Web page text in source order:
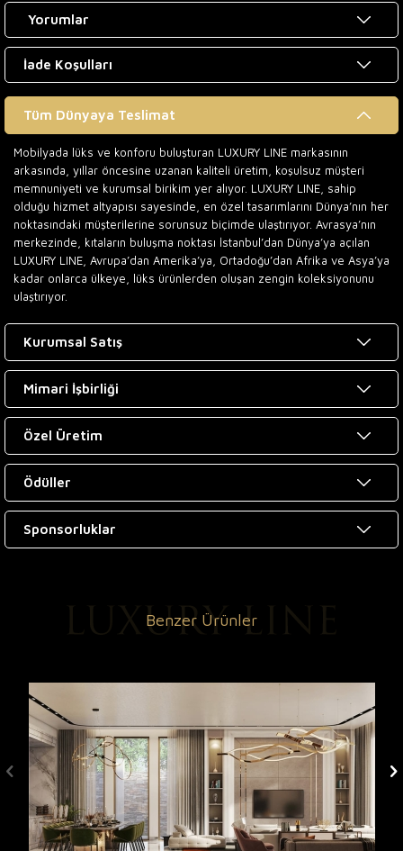
Yorumlar
İade Koşulları
Tüm Dünyaya Teslimat
Mobilyada lüks ve konforu buluşturan LUXURY LINE markasının
arkasında, yıllar öncesine uzanan kaliteli üretim, koşulsuz müşteri
memnuniyeti ve kurumsal birikim yer alıyor. LUXURY LINE, sahip
olduğu hizmet altyapısı sayesinde, en özel tasarımlarını Dünya’nın her
noktasındaki müşterilerine sorunsuz biçimde ulaştırıyor. Avrasya’nın
merkezinde, kıtaların buluşma noktası İstanbul’dan Dünya’ya açılan
LUXURY LINE, Avrupa’dan Amerika’ya, Ortadoğu’dan Afrika ve Asya’ya
kadar onlarca ülkeye, lüks ürünlerden oluşan zengin koleksiyonunu
ulaştırıyor.
Kurumsal Satış
Mimari İşbirliği
Özel Üretim
Ödüller
Sponsorluklar
Benzer Ürünler